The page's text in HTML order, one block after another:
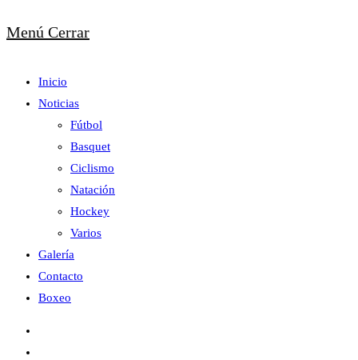
Menú Cerrar
Inicio
Noticias
Fútbol
Basquet
Ciclismo
Natación
Hockey
Varios
Galería
Contacto
Boxeo